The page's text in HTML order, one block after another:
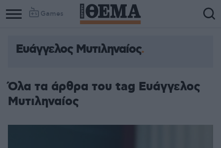
Games
Ευάγγελος Μυτιληναίος
Όλα τα άρθρα του tag Ευάγγελος
Μυτιληναίος